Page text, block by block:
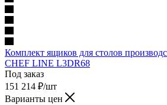
Комплект ящиков для столов
CHEF LINE L3DR68
Под заказ
151 214 ₽/шт
Варианты цен